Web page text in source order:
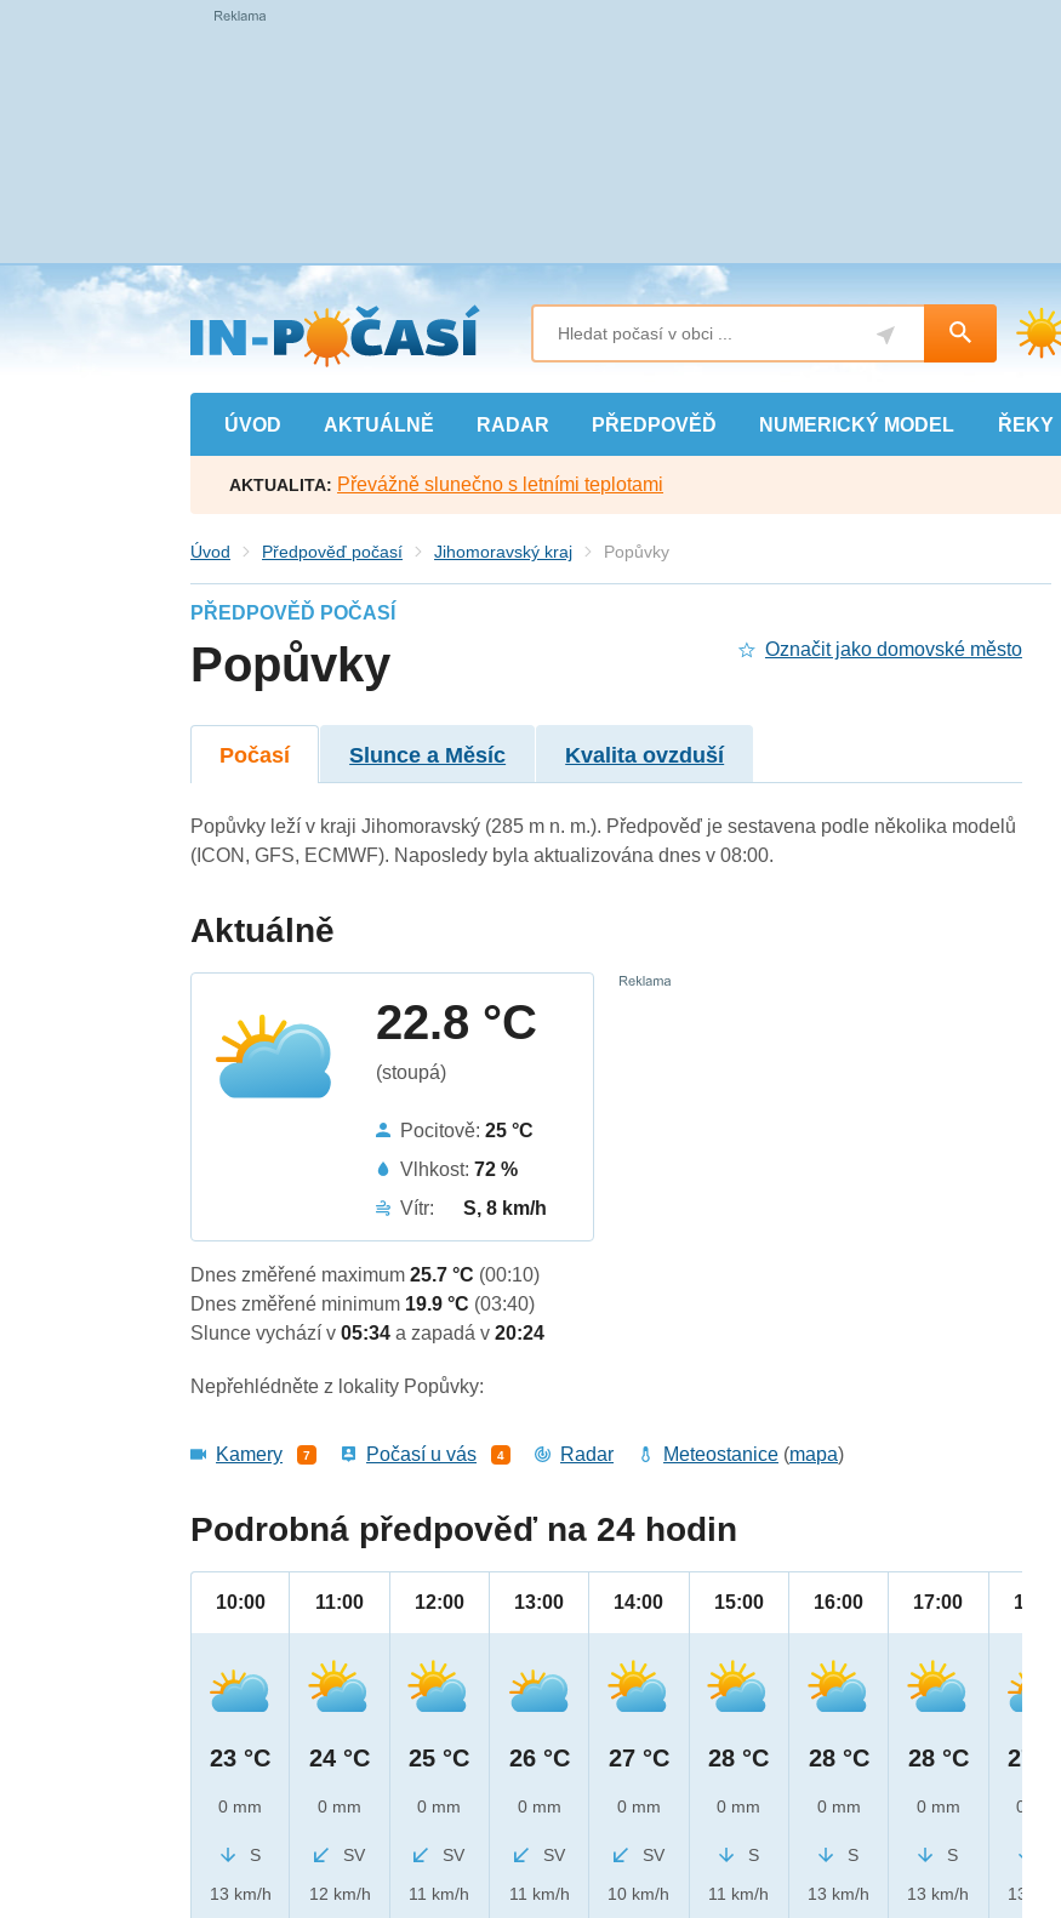
Přejít
na
hlavní
obsah
ÚVOD AKTUÁLNĚ RADAR PŘEDPOVĚĎ NUMERICKÝ MODEL ŘEKY
AKTUALITA: Převážně slunečno s letními teplotami
Úvod Předpověď počasí Jihomoravský kraj Popůvky
PŘEDPOVĚĎ POČASÍ
Popůvky Označit jako domovské město
Počasí Slunce a Měsíc Kvalita ovzduší
Popůvky leží v kraji Jihomoravský (285 m n. m.). Předpověď je sestavena podle několika modelů
(ICON, GFS, ECMWF). Naposledy byla aktualizována dnes v 08:00.
Aktuálně
22.8 °C
(stoupá)
Pocitově:25 °C
Vlhkost:72 %
Vítr:
S, 8 km/h
Dnes změřené maximum25.7 °C (00:10)
Dnes změřené minimum 19.9 °C (03:40)
Slunce vychází v05:34a zapadá v20:24
Nepřehlédněte z lokality Popůvky:
Kamery 7 Počasí u vás 4 Radar Meteostanice (mapa)
Podrobná předpověď na 24 hodin
10:00
23 °C
0 mm
S
13 km/h
11:00
24 °C
0 mm
SV
12 km/h
12:00
25 °C
0 mm
SV
11 km/h
13:00
26 °C
0 mm
SV
11 km/h
14:00
27 °C
0 mm
SV
10 km/h
15:00
28 °C
0 mm
S
11 km/h
16:00
28 °C
0 mm
S
13 km/h
17:00
28 °C
0 mm
S
13 km/h
18:00
27 °C
0 mm
13 km/h